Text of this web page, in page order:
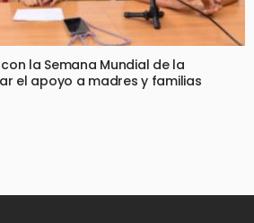
la Semana Mundial de la
el apoyo a madres y familias